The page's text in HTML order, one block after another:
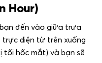
Hour)
đến vào giữa trưa
trực diện từ trên xuống
tối hốc mắt) và bạn sẽ